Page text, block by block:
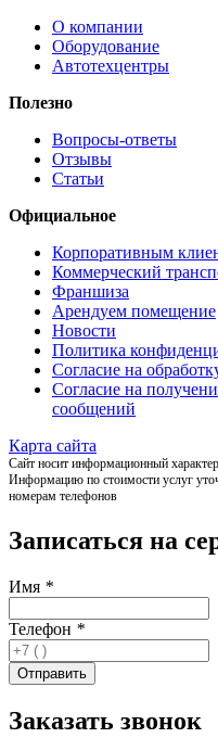
О компании
Оборудование
Автотехцентры
Полезно
Вопросы-ответы
Отзывы
Статьи
Официальное
Корпоративным
Коммерческий
Франшиза
Арендуем помещение
Новости
Политика
Согласие на
Согласие на
сообщений
Карта сайта
Сайт носит информационный
Информацию по стоимости услуг
номерам телефонов
Записаться на
Имя *
Телефон *
Заказать звонок